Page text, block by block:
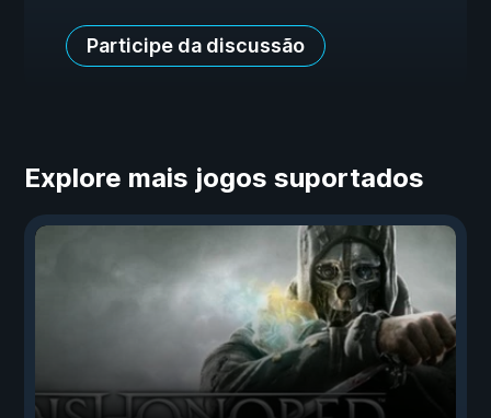
Participe da discussão
Explore mais jogos suportados